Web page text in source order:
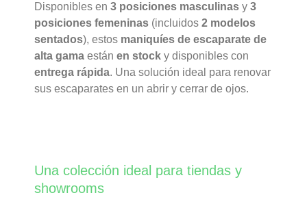
Disponibles en 3 posiciones masculinas y 3
posiciones femeninas (incluidos 2 modelos
sentados), estos maniquíes de escaparate de
alta gama están en stock y disponibles con
entrega rápida. Una solución ideal para renovar
sus escaparates en un abrir y cerrar de ojos.
Una colección ideal para tiendas y
showrooms